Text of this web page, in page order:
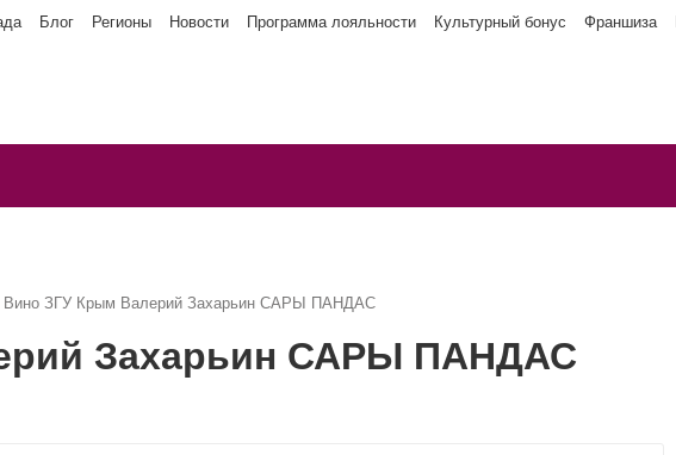
Блог Регионы Новости Программа лояльности Культурный бонус Франшиза
Вино ЗГУ Крым Валерий Захарьин САРЫ ПАНДАС
Захарьин САРЫ ПАНДАС